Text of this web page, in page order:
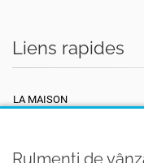
Liens rapides
LA MAISON
POLITIQUE DE
Rulmenți de